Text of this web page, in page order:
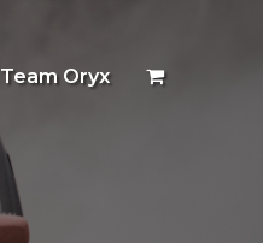
Team Oryx